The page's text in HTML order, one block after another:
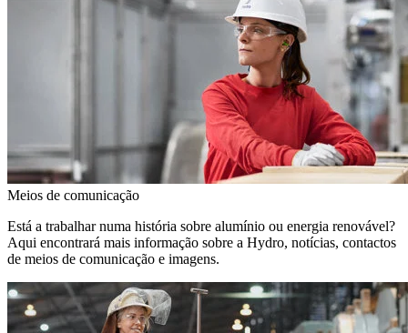
Meios de comunicação
Está a trabalhar numa história sobre alumínio ou energia renovável?
Aqui encontrará mais informação sobre a Hydro, notícias, contactos
de meios de comunicação e imagens.